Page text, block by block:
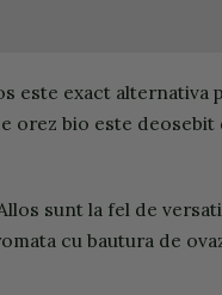
este exact
orez bio este
sunt la fel de
cu bautura de